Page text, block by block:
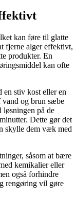
kan føre til glatte
fjerne alger effektivt,
produkter. En
kan ofte
en stiv kost eller en
vand og brun sæbe
løsningen på de
Dette gør det
skylle dem væk med
såsom at bære
kemikalier eller
også forhindre
rengøring vil gøre